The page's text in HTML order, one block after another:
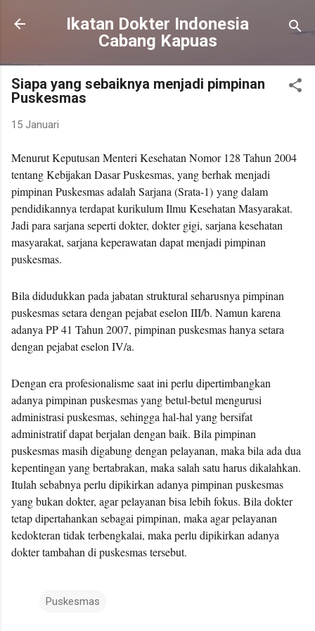
Langsung ke konten utama
Ikatan Dokter Indonesia
Cabang Kapuas
Siapa yang sebaiknya menjadi pimpinan
Puskesmas
15 Januari
Menurut Keputusan Menteri Kesehatan Nomor 128 Tahun 2004
tentang Kebijakan Dasar Puskesmas, yang berhak menjadi
pimpinan Puskesmas adalah Sarjana (Srata-1) yang dalam
pendidikannya terdapat kurikulum Ilmu Kesehatan Masyarakat.
Jadi para sarjana seperti dokter, dokter gigi, sarjana kesehatan
masyarakat, sarjana keperawatan dapat menjadi pimpinan
puskesmas.
Bila didudukkan pada jabatan struktural seharusnya pimpinan
puskesmas setara dengan pejabat eselon III/b. Namun karena
adanya PP 41 Tahun 2007, pimpinan puskesmas hanya setara
dengan pejabat eselon IV/a.
Dengan era profesionalisme saat ini perlu dipertimbangkan
adanya pimpinan puskesmas yang betul-betul mengurusi
administrasi puskesmas, sehingga hal-hal yang bersifat
administratif dapat berjalan dengan baik. Bila pimpinan
puskesmas masih digabung dengan pelayanan, maka bila ada dua
kepentingan yang bertabrakan, maka salah satu harus dikalahkan.
Itulah sebabnya perlu dipikirkan adanya pimpinan puskesmas
yang bukan dokter, agar pelayanan bisa lebih fokus. Bila dokter
tetap dipertahankan sebagai pimpinan, maka agar pelayanan
kedokteran tidak terbengkalai, maka perlu dipikirkan adanya
dokter tambahan di puskesmas tersebut.
Puskesmas